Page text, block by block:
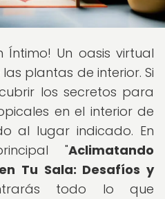
Íntimo! Un oasis virtual
plantas de interior. Si
los secretos para
en el interior de
al lugar indicado. En
"Aclimatando
Tu Sala: Desafíos y
todo lo que